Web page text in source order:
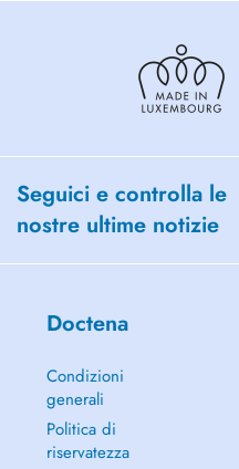
Seguici e controlla le
nostre ultime notizie
Doctena
Condizioni
generali
Politica di
riservatezza